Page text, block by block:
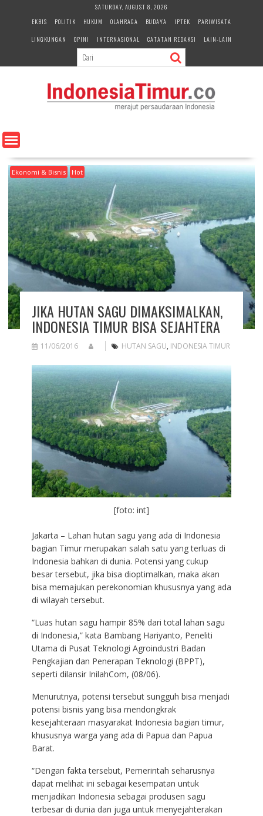
e
n
SATURDAY, AUGUST 8, 2026
EKBIS
POLITIK HUKUM OLAHRAGA BUDAYA IPTEK
PARIWISATA
LINGKUNGAN
OPINI INTERNASIONAL CATATAN REDAKSI LAIN-LAIN
Ekonomi & Bisnis Hot
JIKA HUTAN SAGU DIMAKSIMALKAN,
INDONESIA TIMUR BISA SEJAHTERA
11/06/2016 HUTAN SAGU, INDONESIA TIMUR
[foto: int]
Jakarta – Lahan hutan sagu yang ada di Indonesia
bagian Timur merupakan salah satu yang terluas di
Indonesia bahkan di dunia. Potensi yang cukup
besar tersebut, jika bisa dioptimalkan, maka akan
bisa memajukan perekonomian khususnya yang ada
di wilayah tersebut.
“Luas hutan sagu hampir 85% dari total lahan sagu
di Indonesia,” kata Bambang Hariyanto, Peneliti
Utama di Pusat Teknologi Agroindustri Badan
Pengkajian dan Penerapan Teknologi (BPPT),
seperti dilansir InilahCom, (08/06).
Menurutnya, potensi tersebut sungguh bisa menjadi
potensi bisnis yang bisa mendongkrak
kesejahteraan masyarakat Indonesia bagian timur,
khususnya warga yang ada di Papua dan Papua
Barat.
“Dengan fakta tersebut, Pemerintah seharusnya
dapat melihat ini sebagai kesempatan untuk
menjadikan Indonesia sebagai produsen sagu
terbesar di dunia dan juga untuk menyejahterakan